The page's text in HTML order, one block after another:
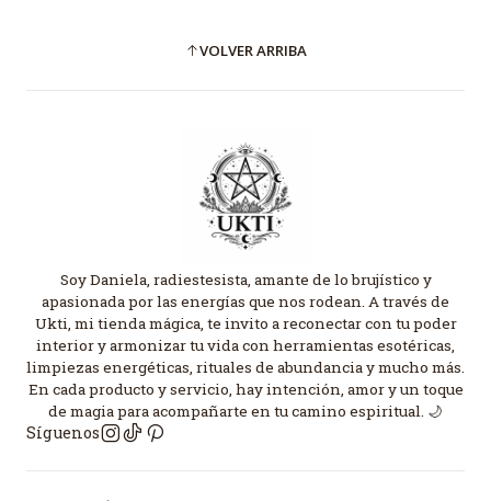
VOLVER ARRIBA
Soy Daniela, radiestesista, amante de lo brujístico y
apasionada por las energías que nos rodean. A través de
Ukti, mi tienda mágica, te invito a reconectar con tu poder
interior y armonizar tu vida con herramientas esotéricas,
limpiezas energéticas, rituales de abundancia y mucho más.
En cada producto y servicio, hay intención, amor y un toque
de magia para acompañarte en tu camino espiritual. 🌙
Síguenos